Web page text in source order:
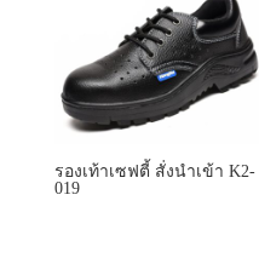
รองเท้าเซฟตี้ สั่งนำเข้า K2-
019